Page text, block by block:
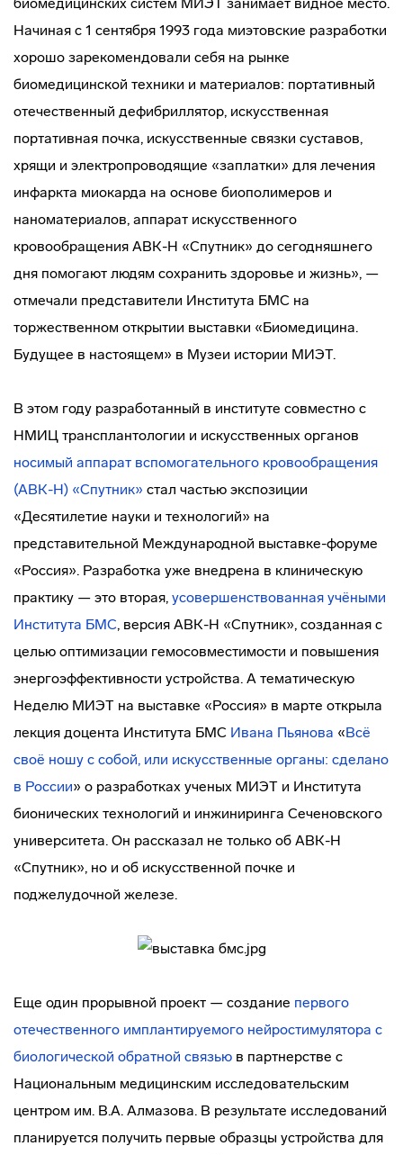
Начиная с 1 сентября 1993 года миэтовские разработки
хорошо зарекомендовали себя на рынке
биомедицинской техники и материалов: портативный
отечественный дефибриллятор, искусственная
портативная почка, искусственные связки суставов,
хрящи и электропроводящие «заплатки» для лечения
инфаркта миокарда на основе биополимеров и
наноматериалов, аппарат искусственного
кровообращения АВК-Н «Спутник» до сегодняшнего
дня помогают людям сохранить здоровье и жизнь», —
отмечали представители Института БМС на
торжественном открытии выставки «Биомедицина.
Будущее в настоящем» в Музеи истории МИЭТ.
В этом году разработанный в институте совместно с
НМИЦ трансплантологии и искусственных органов
носимый аппарат вспомогательного кровообращения
(АВК-Н) «Спутник» стал частью экспозиции
«Десятилетие науки и технологий» на
представительной Международной выставке-форуме
«Россия». Разработка уже внедрена в клиническую
практику — это вторая, усовершенствованная учёными
Института БМС, версия АВК-Н «Спутник», созданная с
целью оптимизации гемосовместимости и повышения
энергоэффективности устройства. А тематическую
Неделю МИЭТ на выставке «Россия» в марте открыла
лекция доцента Института БМС Ивана Пьянова «Всё
своё ношу с собой, или искусственные органы: сделано
в России» о разработках ученых МИЭТ и Института
бионических технологий и инжиниринга Сеченовского
университета. Он рассказал не только об АВК-Н
«Спутник», но и об искусственной почке и
поджелудочной железе.
Еще один прорывной проект — создание первого
отечественного имплантируемого нейростимулятора с
биологической обратной связью в партнерстве с
Национальным медицинским исследовательским
центром им. В.А. Алмазова. В результате исследований
планируется получить первые образцы устройства для